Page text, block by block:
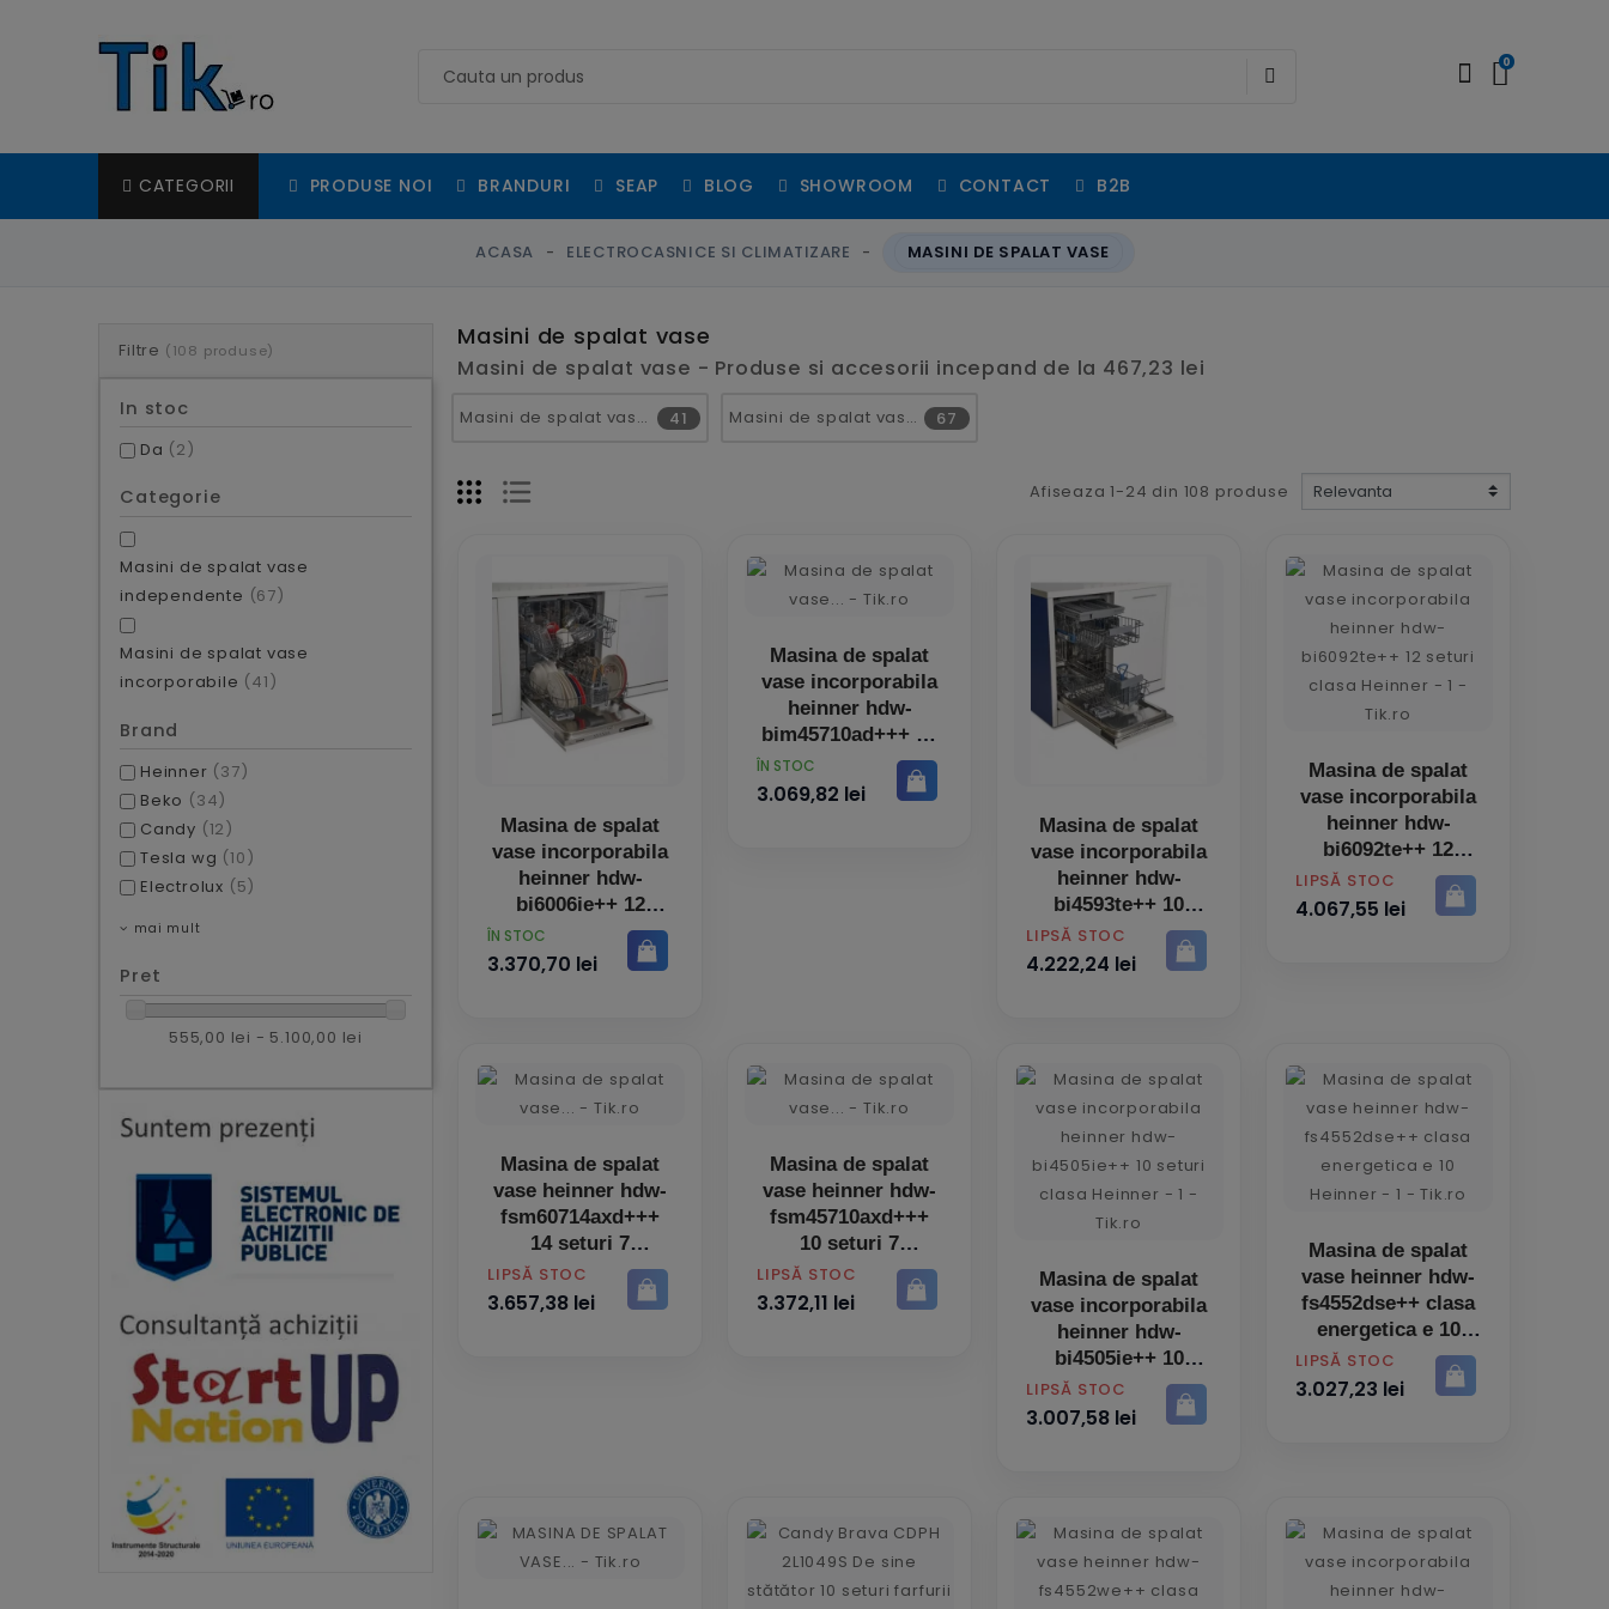
0
CATEGORII PRODUSE NOI BRANDURI SEAP BLOG SHOWROOM CONTACT B2B
ACASA ELECTROCASNICE SI CLIMATIZARE MASINI DE SPALAT VASE
Filtre (108 produse)
In stoc
Da (2)
Categorie
Masini de spalat vase
independente (67)
Masini de spalat vase
incorporabile (41)
Brand
Heinner (37)
Beko (34)
Candy (12)
Tesla wg (10)
Electrolux (5)
mai mult
Pret
555,00 lei - 5.100,00 lei
Masini de spalat vase
Masini de spalat vase - Produse si accesorii incepand de la 467,23 lei
Masini de spalat vase incorporabile 41 Masini de spalat vase independente 67
Afiseaza 1-24 din 108 produse
Masina de spalat
vase incorporabila
heinner hdw-
bi6006ie++ 12
seturi clasa
PRET
ÎN STOC
3.370,70 lei
Masina de spalat
vase incorporabila
heinner hdw-
bim45710ad+++ 10
seturi 7
PRET
ÎN STOC
3.069,82 lei
Masina de spalat
vase incorporabila
heinner hdw-
bi4593te++ 10
seturi clasa
PRET
LIPSĂ STOC
4.222,24 lei
Masina de spalat
vase incorporabila
heinner hdw-
bi6092te++ 12
seturi clasa
PRET
LIPSĂ STOC
4.067,55 lei
Masina de spalat
vase heinner hdw-
fsm60714axd+++
14 seturi 7
programe
PRET
LIPSĂ STOC
3.657,38 lei
Masina de spalat
vase heinner hdw-
fsm45710axd+++
10 seturi 7
programe
PRET
LIPSĂ STOC
3.372,11 lei
Masina de spalat
vase incorporabila
heinner hdw-
bi4505ie++ 10
seturi clasa
PRET
LIPSĂ STOC
3.007,58 lei
Masina de spalat
vase heinner hdw-
fs4552dse++ clasa
energetica e 10
PRET
LIPSĂ STOC
3.027,23 lei